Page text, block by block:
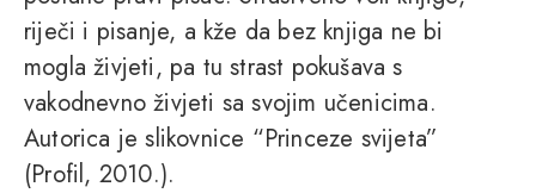
riječi i pisanje, a kže da bez knjiga ne bi
mogla živjeti, pa tu strast pokušava s
vakodnevno živjeti sa svojim učenicima.
Autorica je slikovnice “Princeze svijeta”
(Profil, 2010.).